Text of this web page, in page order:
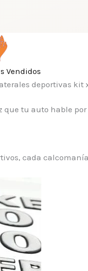
Vendidos
que tu auto hable por
cada